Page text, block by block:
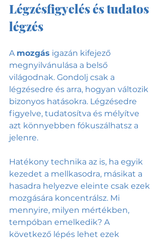
Légzésfigyelés és tudatos
légzés
A mozgás igazán kifejező
megnyilvánulása a belső
világodnak. Gondolj csak a
légzésedre és arra, hogyan változik
bizonyos hatásokra. Légzésedre
figyelve, tudatosítva és mélyítve
azt könnyebben fókuszálhatsz a
jelenre.
Hatékony technika az is, ha egyik
kezedet a mellkasodra, másikat a
hasadra helyezve eleinte csak ezek
mozgására koncentrálsz. Mi
mennyire, milyen mértékben,
tempóban emelkedik? A
következő lépés lehet ezek